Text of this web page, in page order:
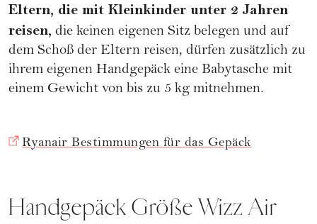
Eltern, die mit Kleinkinder unter 2 Jahren
reisen, die keinen eigenen Sitz belegen und auf
dem Schoß der Eltern reisen, dürfen zusätzlich zu
ihrem eigenen Handgepäck eine Babytasche mit
einem Gewicht von bis zu 5 kg mitnehmen.
Ryanair Bestimmungen für das Gepäck
Handgepäck Größe Wizz Air